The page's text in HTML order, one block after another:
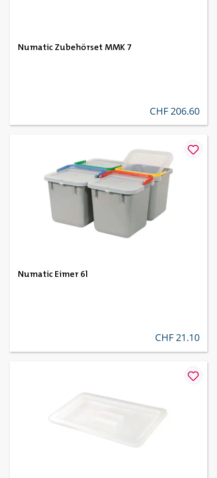
Numatic Zubehörset MMK 7
regulärer preis:
CHF 206.60
Numatic Eimer 6l
regulärer preis:
CHF 21.10